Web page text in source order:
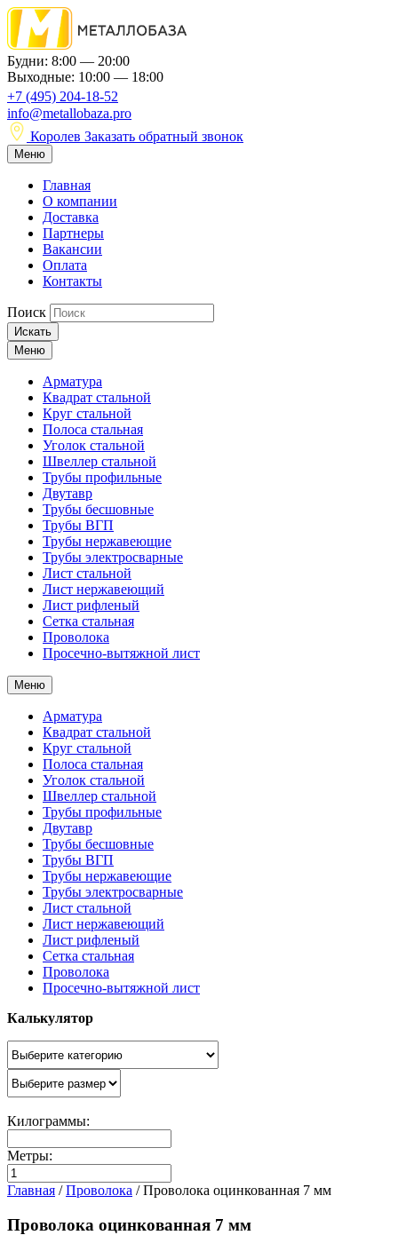
Будни: 8:00 — 20:00
Выходные: 10:00 — 18:00
+7 (495) 204-18-52
info@metallobaza.pro
Королев Заказать обратный звонок
Меню
Главная
О компании
Доставка
Партнеры
Вакансии
Оплата
Контакты
Поиск
Искать
Меню
Арматура
Квадрат стальной
Круг стальной
Полоса стальная
Уголок стальной
Швеллер стальной
Трубы профильные
Двутавр
Трубы бесшовные
Трубы ВГП
Трубы нержавеющие
Трубы электросварные
Лист стальной
Лист нержавеющий
Лист рифленый
Сетка стальная
Проволока
Просечно-вытяжной лист
Меню
Арматура
Квадрат стальной
Круг стальной
Полоса стальная
Уголок стальной
Швеллер стальной
Трубы профильные
Двутавр
Трубы бесшовные
Трубы ВГП
Трубы нержавеющие
Трубы электросварные
Лист стальной
Лист нержавеющий
Лист рифленый
Сетка стальная
Проволока
Просечно-вытяжной лист
Калькулятор
Килограммы:
Метры:
Главная /Проволока /Проволока оцинкованная 7 мм
Проволока оцинкованная 7 мм